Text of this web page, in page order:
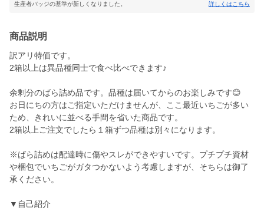
生産者バッジの基準が新しくなりました。 詳しくはこちら
商品説明
訳アリ特価です。
2箱以上は異品種同士で食べ比べできます♪
余剰分のばら詰め品です。品種は届いてからのお楽しみです😊
お日にちの方はご指定いただけませんが、ここ最近いちごが多い
ため、きれいに並べる手間を省いた商品です。
2箱以上ご注文でしたら１箱ずつ品種は別々になります。
※ばら詰めは配達時に傷やスレができやすいです。プチプチ資材
や梱包でいちごがガタつかないよう考慮しますが、そちらは御了
承ください。
▼自己紹介